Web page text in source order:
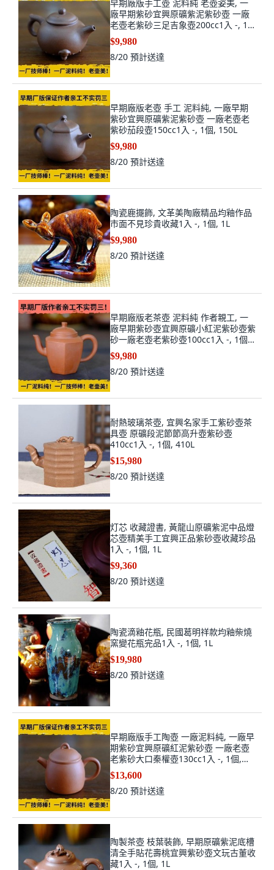
早期廠版手工壺 泥料純 老壺姿美, 一
廠早期紫砂宜興原礦紫泥紫砂壺 一廠
老壺老紫砂三足吉象壺200cc1入 -, 1
個, 200L
$9,980
8/20 預計送達
早期廠版老壺 手工 泥料純, 一廠早期
紫砂宜興原礦紫泥紫砂壺 一廠老壺老
紫砂茄段壺150cc1入 -, 1個, 150L
$9,980
8/20 預計送達
陶瓷鹿擺飾, 文革美陶廠精品均釉作品
市面不見珍貴收藏1入 -, 1個, 1L
$9,980
8/20 預計送達
早期廠版老茶壺 泥料純 作者親工, 一
廠早期紫砂壺宜興原礦小紅泥紫砂壺紫
砂一廠老壺老紫砂壺100cc1入 -, 1個,
100L
$9,980
8/20 預計送達
耐熱玻璃茶壺, 宜興名家手工紫砂壺茶
具壺 原礦段泥節節高升壺紫砂壺
410cc1入 -, 1個, 410L
$15,980
8/20 預計送達
灯芯 收藏證書, 黃龍山原礦紫泥中品燈
芯壺精美手工宜興正品紫砂壺收藏珍品
1入 -, 1個, 1L
$9,360
8/20 預計送達
陶瓷滴釉花瓶, 民國葛明祥款均釉柴燒
窯變花瓶完品1入 -, 1個, 1L
$19,980
8/20 預計送達
早期廠版手工陶壺 一廠泥料純, 一廠早
期紫砂宜興原礦紅泥紫砂壺 一廠老壺
老紫砂大口秦權壺130cc1入 -, 1個,
130L
$13,600
8/20 預計送達
陶製茶壺 枝葉裝飾, 早期原礦紫泥底槽
清全手貼花壽桃宜興紫砂壺文玩古董收
藏1入 -, 1個, 1L